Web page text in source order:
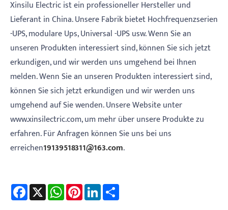
Xinsilu Electric ist ein professioneller Hersteller und
Lieferant in China. Unsere Fabrik bietet Hochfrequenzserien
-UPS, modulare Ups, Universal -UPS usw. Wenn Sie an
unseren Produkten interessiert sind, können Sie sich jetzt
erkundigen, und wir werden uns umgehend bei Ihnen
melden. Wenn Sie an unseren Produkten interessiert sind,
können Sie sich jetzt erkundigen und wir werden uns
umgehend auf Sie wenden. Unsere Website unter
www.xinsilectric.com, um mehr über unsere Produkte zu
erfahren. Für Anfragen können Sie uns bei uns
erreichen19139518311@163.com.
Facebook WhatsAppPinterestLinkedIn